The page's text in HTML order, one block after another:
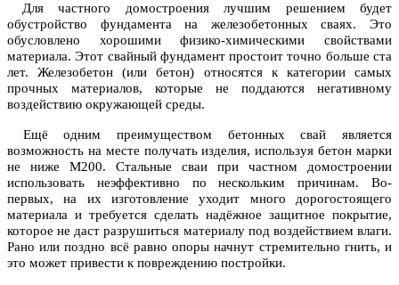
Для частного домостроения лучшим решением будет
обустройство фундамента на железобетонных сваях. Это
обусловлено хорошими физико-химическими свойствами
материала. Этот свайный фундамент простоит точно больше ста
лет. Железобетон (или бетон) относятся к категории самых
прочных материалов, которые не поддаются негативному
воздействию окружающей среды.
Ещё одним преимуществом бетонных свай является
возможность на месте получать изделия, используя бетон марки
не ниже М200. Стальные сваи при частном домостроении
использовать неэффективно по нескольким причинам. Во-
первых, на их изготовление уходит много дорогостоящего
материала и требуется сделать надёжное защитное покрытие,
которое не даст разрушиться материалу под воздействием влаги.
Рано или поздно всё равно опоры начнут стремительно гнить, и
это может привести к повреждению постройки.